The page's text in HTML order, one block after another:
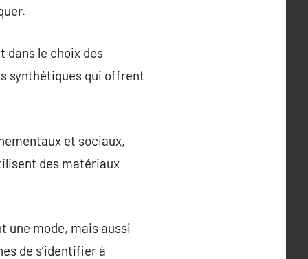
dans le choix des
synthétiques qui offrent
et sociaux,
des matériaux
une mode, mais aussi
de s’identifier à